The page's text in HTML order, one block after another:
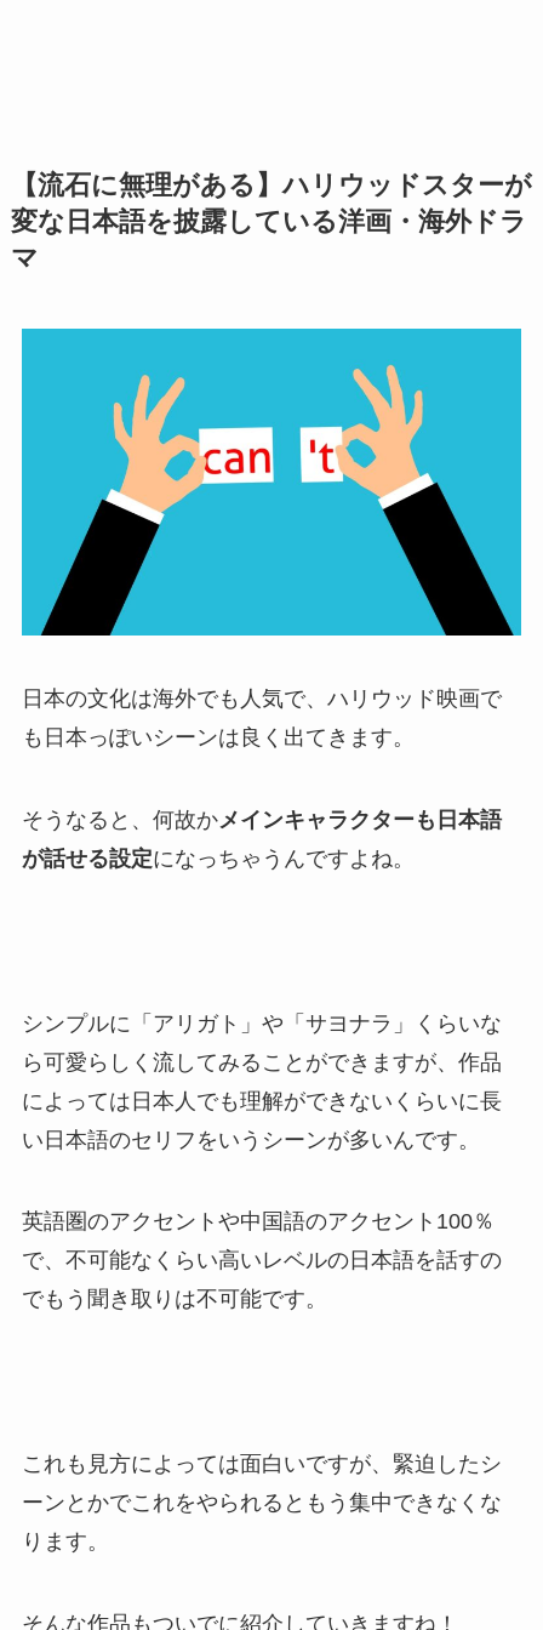
【流石に無理がある】ハリウッドスターが
変な日本語を披露している洋画・海外ドラ
マ
日本の文化は海外でも人気で、ハリウッド映画で
も日本っぽいシーンは良く出てきます。
そうなると、何故かメインキャラクターも日本語
が話せる設定になっちゃうんですよね。
シンプルに「アリガト」や「サヨナラ」くらいな
ら可愛らしく流してみることができますが、作品
によっては日本人でも理解ができないくらいに長
い日本語のセリフをいうシーンが多いんです。
英語圏のアクセントや中国語のアクセント100％
で、不可能なくらい高いレベルの日本語を話すの
でもう聞き取りは不可能です。
これも見方によっては面白いですが、緊迫したシ
ーンとかでこれをやられるともう集中できなくな
ります。
そんな作品もついでに紹介していきますね！